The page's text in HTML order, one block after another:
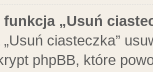
„Usuń
„Usuń ciasteczka”
phpBB, które